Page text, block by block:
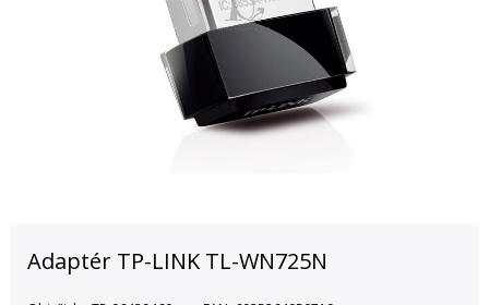
Adaptér TP-LINK TL-WN725N